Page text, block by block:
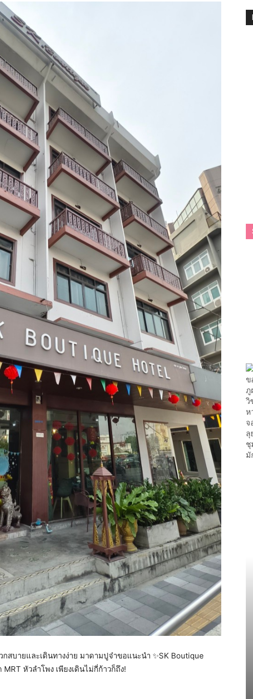
กสบายและเดินทางง่าย มาดามปูจ๋าขอแนะนำ ✨️SK Boutique
หัวลำโพง เพียงเดินไม่กี่ก้าวก็ถึง!